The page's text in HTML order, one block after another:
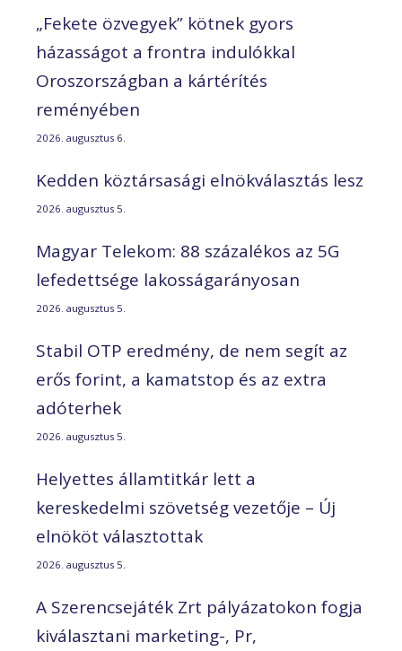
„Fekete özvegyek” kötnek gyors
házasságot a frontra indulókkal
Oroszországban a kártérítés
reményében
2026. augusztus 6.
Kedden köztársasági elnökválasztás lesz
2026. augusztus 5.
Magyar Telekom: 88 százalékos az 5G
lefedettsége lakosságarányosan
2026. augusztus 5.
Stabil OTP eredmény, de nem segít az
erős forint, a kamatstop és az extra
adóterhek
2026. augusztus 5.
Helyettes államtitkár lett a
kereskedelmi szövetség vezetője – Új
elnököt választottak
2026. augusztus 5.
A Szerencsejáték Zrt pályázatokon fogja
kiválasztani marketing-, Pr,